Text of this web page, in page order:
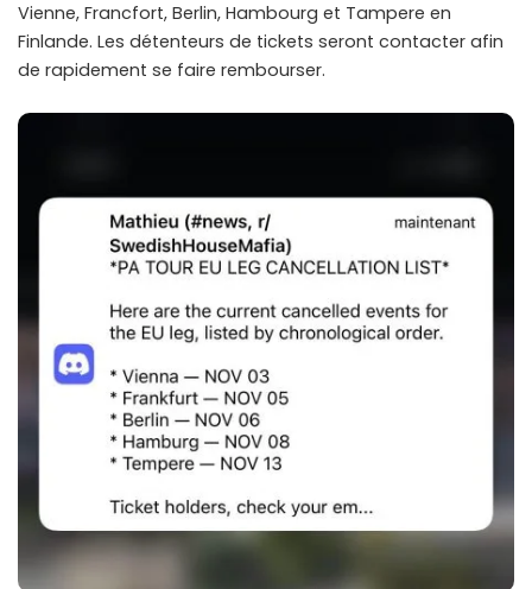
Vienne, Francfort, Berlin, Hambourg et Tampere en
Finlande. Les détenteurs de tickets seront contacter afin
de rapidement se faire rembourser.